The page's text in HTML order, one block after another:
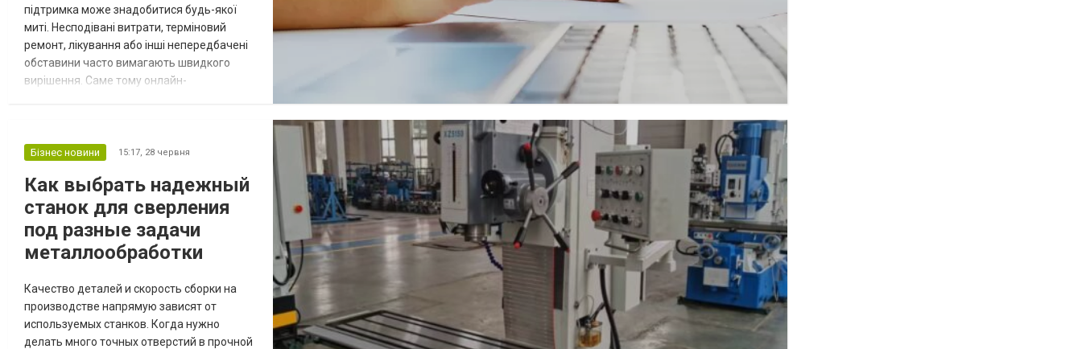
підтримка може знадобитися будь-якої
миті. Несподівані витрати, терміновий
ремонт, лікування або інші непередбачені
обставини часто вимагають швидкого
вирішення. Саме тому онлайн-
та тривалого очікування рішення. Однак
ускладнює вибір оптимальної пропозиції. У
такій ситуації...
Бізнес новини 15:17, 28 червня
Как выбрать надежный
станок для сверления
под разные задачи
металлообработки
Качество деталей и скорость сборки на
производстве напрямую зависят от
используемых станков. Когда нужно
делать много точных отверстий в прочной